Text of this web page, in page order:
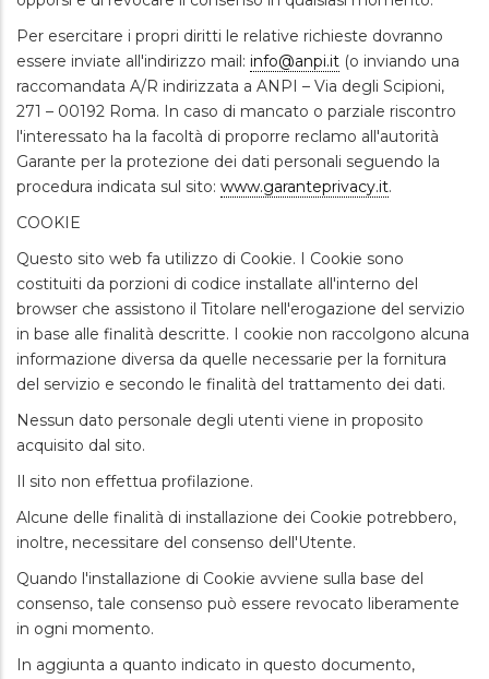
Per esercitare i propri diritti le relative richieste dovranno
essere inviate all'indirizzo mail: info@anpi.it (o inviando una
raccomandata A/R indirizzata a ANPI – Via degli Scipioni,
271 – 00192 Roma. In caso di mancato o parziale riscontro
l'interessato ha la facoltà di proporre reclamo all'autorità
Garante per la protezione dei dati personali seguendo la
procedura indicata sul sito: www.garanteprivacy.it.
COOKIE
Questo sito web fa utilizzo di Cookie. I Cookie sono
costituiti da porzioni di codice installate all'interno del
browser che assistono il Titolare nell'erogazione del servizio
in base alle finalità descritte. I cookie non raccolgono alcuna
informazione diversa da quelle necessarie per la fornitura
del servizio e secondo le finalità del trattamento dei dati.
Nessun dato personale degli utenti viene in proposito
acquisito dal sito.
Il sito non effettua profilazione.
Alcune delle finalità di installazione dei Cookie potrebbero,
inoltre, necessitare del consenso dell'Utente.
Quando l'installazione di Cookie avviene sulla base del
consenso, tale consenso può essere revocato liberamente
in ogni momento.
In aggiunta a quanto indicato in questo documento,